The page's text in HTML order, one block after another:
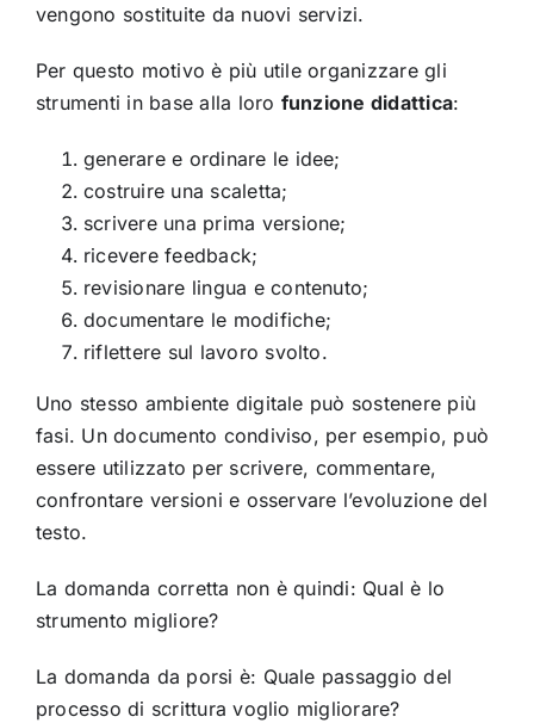
vengono sostituite da nuovi servizi.
Per questo motivo è più utile organizzare gli
strumenti in base alla loro funzione didattica:
generare e ordinare le idee;
costruire una scaletta;
scrivere una prima versione;
ricevere feedback;
revisionare lingua e contenuto;
documentare le modifiche;
riflettere sul lavoro svolto.
Uno stesso ambiente digitale può sostenere più
fasi. Un documento condiviso, per esempio, può
essere utilizzato per scrivere, commentare,
confrontare versioni e osservare l’evoluzione del
testo.
La domanda corretta non è quindi: Qual è lo
strumento migliore?
La domanda da porsi è: Quale passaggio del
processo di scrittura voglio migliorare?